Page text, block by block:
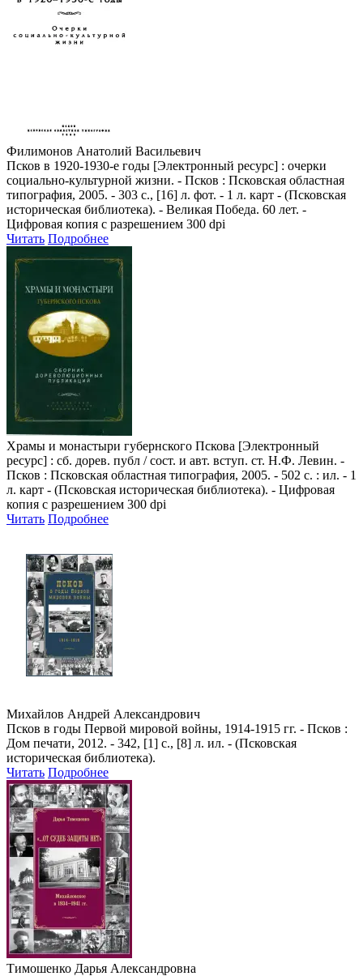
Филимонов Анатолий Васильевич
Псков в 1920-1930-е годы [Электронный ресурс] : очерки
социально-культурной жизни. - Псков : Псковская областная
типография, 2005. - 303 с., [16] л. фот. - 1 л. карт - (Псковская
историческая библиотека). - Великая Победа. 60 лет. -
Цифровая копия с разрешением 300 dpi
Читать Подробнее
Храмы и монастыри губернского Пскова [Электронный
ресурс] : сб. дорев. публ / сост. и авт. вступ. ст. Н.Ф. Левин. -
Псков : Псковская областная типография, 2005. - 502 с. : ил. - 1
л. карт - (Псковская историческая библиотека). - Цифровая
копия с разрешением 300 dpi
Читать Подробнее
Михайлов Андрей Александрович
Псков в годы Первой мировой войны, 1914-1915 гг. - Псков :
Дом печати, 2012. - 342, [1] с., [8] л. ил. - (Псковская
историческая библиотека).
Читать Подробнее
Тимошенко Дарья Александровна